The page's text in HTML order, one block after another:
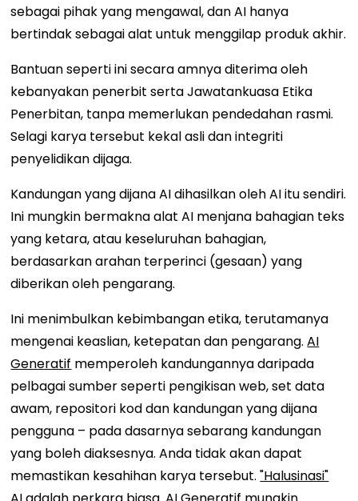
sebagai pihak yang mengawal, dan AI hanya
bertindak sebagai alat untuk menggilap produk akhir.
Bantuan seperti ini secara amnya diterima oleh
kebanyakan penerbit serta Jawatankuasa Etika
Penerbitan, tanpa memerlukan pendedahan rasmi.
Selagi karya tersebut kekal asli dan integriti
penyelidikan dijaga.
Kandungan yang dijana AI dihasilkan oleh AI itu sendiri.
Ini mungkin bermakna alat AI menjana bahagian teks
yang ketara, atau keseluruhan bahagian,
berdasarkan arahan terperinci (gesaan) yang
diberikan oleh pengarang.
Ini menimbulkan kebimbangan etika, terutamanya
mengenai keaslian, ketepatan dan pengarang.AI
Generatif memperoleh kandungannya daripada
pelbagai sumber seperti pengikisan web, set data
awam, repositori kod dan kandungan yang dijana
pengguna – pada dasarnya sebarang kandungan
yang boleh diaksesnya. Anda tidak akan dapat
memastikan kesahihan karya tersebut."Halusinasi"